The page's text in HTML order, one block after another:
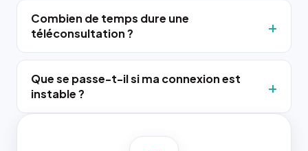
Combien de temps dure une
téléconsultation ?
Que se passe-t-il si ma connexion est
instable ?